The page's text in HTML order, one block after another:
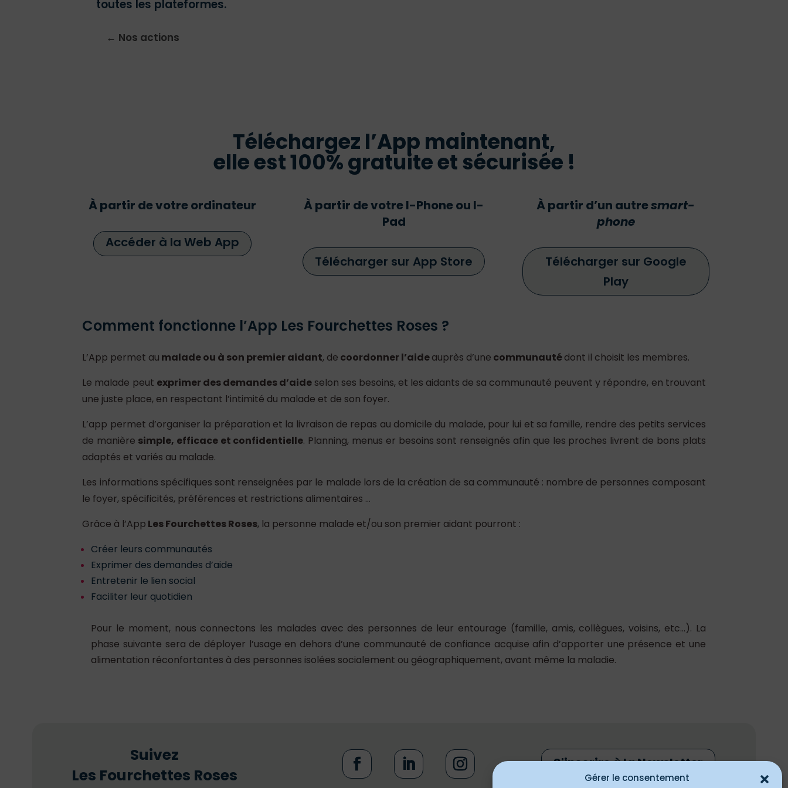
Gérer le consentement
toutes les plateformes.
← Nos actions
Téléchargez l’App maintenant,
elle est 100% gratuite et sécurisée !
À partir de votre ordinateur
Accéder à la Web App
À partir de votre I-Phone ou I-
Pad
Télécharger sur App Store
À partir d’un autresmart-
phone
Télécharger sur Google
Play
Comment fonctionne l’App Les Fourchettes Roses ?
L’App permet au malade ou à son premier aidant, de coordonner l’aideauprès d’une communautédont il choisit les membres.
Le malade peut exprimer des demandes d’aideselon ses besoins, et les aidants de sa communauté peuvent y répondre, en trouvant
une juste place, en respectant l’intimité du malade et de son foyer.
L’app permet d’organiser la préparation et la livraison de repas au domicile du malade, pour lui et sa famille, rendre des petits services
de manière simple, efficace et confidentielle. Planning, menus er besoins sont renseignés afin que les proches livrent de bons plats
adaptés et variés au malade.
Les informations spécifiques sont renseignées par le malade lors de la création de sa communauté : nombre de personnes composant
le foyer, spécificités, préférences et restrictions alimentaires …
Grâce à l’App Les Fourchettes Roses, la personne malade et/ou son premier aidant pourront :
Créer leurs communautés
Exprimer des demandes d’aide
Entretenir le lien social
Faciliter leur quotidien
Pour le moment, nous connectons les malades avec des personnes de leur entourage (famille, amis, collègues, voisins, etc…). La
phase suivante sera de déployer l’usage en dehors d’une communauté de confiance acquise afin d’apporter une présence et une
alimentation réconfortantes à des personnes isolées socialement ou géographiquement, avant même la maladie.
Suivez
Les Fourchettes Roses
S'inscrire à la Newsletter